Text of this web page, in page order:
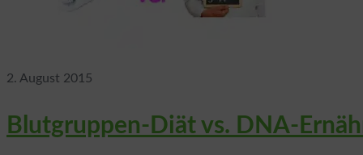
2. August 2015
Blutgruppen-Diät vs. DNA-